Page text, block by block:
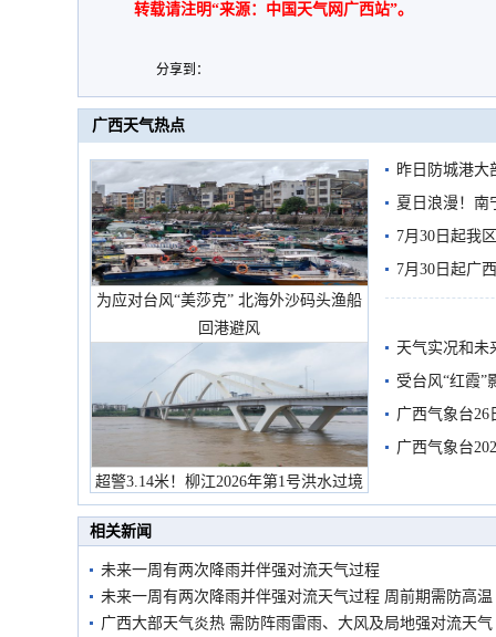
转载请注明“来源：中国天气网广西站”。
分享到：
广西天气热点
为应对台风“美莎克” 北海外沙码头渔船
回港避风
超警3.14米！柳江2026年第1号洪水过境
市民在堤岸见证汛况
昨日防城港大
雨
夏日浪漫！南
7月30日起我
7月30日起广
天气实况和未
受台风“红霞”
有较强降雨
广西气象台26
广西气象台
相关新闻
未来一周有两次降雨并伴强对流天气过程
未来一周有两次降雨并伴强对流天气过程 周前期需防高温
广西大部天气炎热 需防阵雨雷雨、大风及局地强对流天气